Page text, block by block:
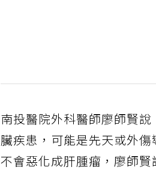
南投醫院外科醫師廖師賢
臟疾患，可能是先天或外